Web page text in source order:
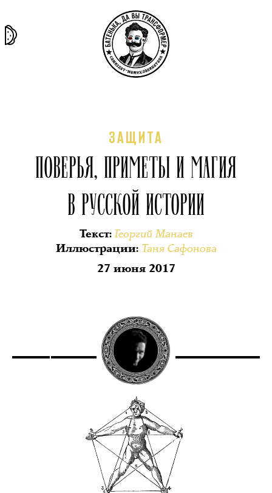
ЗАЩИТА
ПОВЕРЬЯ, ПРИМЕТЫ И МАГИЯ
В РУССКОЙ ИСТОРИИ
Текст:Георгий Манаев
Иллюстрации: Таня Сафонова
27 июня 2017